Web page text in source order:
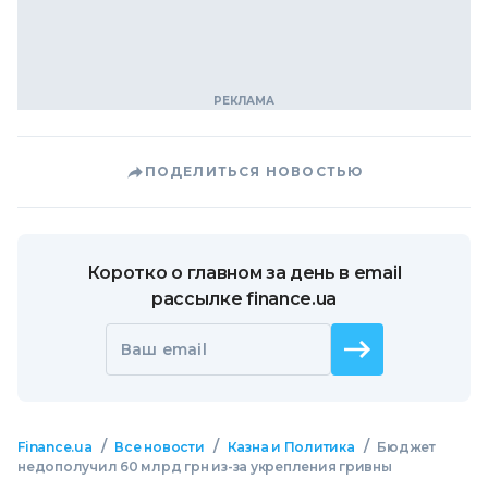
ПОДЕЛИТЬСЯ НОВОСТЬЮ
Коротко о главном за день в email
рассылке finance.ua
Ваш email
Finance.ua / Все новости / Казна и Политика / Бюджет
недополучил 60 млрд грн из-за укрепления гривны